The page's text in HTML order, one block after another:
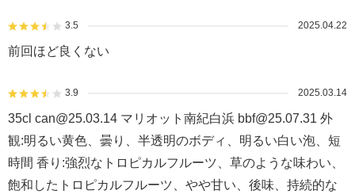
3.5 2025.04.22
前回ほど良くない
3.9 2025.03.14
35cl can@25.03.14 マリオット南紀白浜 bbf@25.07.31 外
観:明るい黄色、曇り、半透明のボディ、明るい白い泡、短
時間 香り:強烈なトロピカルフルーツ、草のような味わい、
飽和したトロピカルフルーツ、やや甘い、後味、持続的な